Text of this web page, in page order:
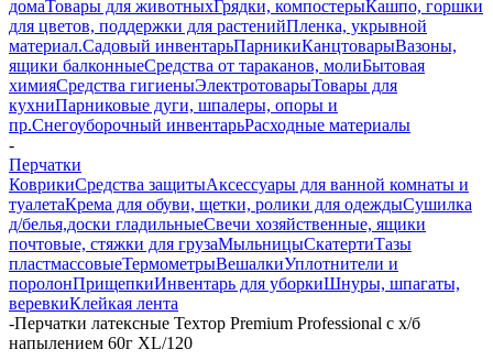
домаТовары для животныхГрядки, компостерыКашпо, горшки
для цветов, поддержки для растенийПленка, укрывной
материал.Садовый инвентарьПарникиКанцтоварыВазоны,
ящики балконныеСредства от тараканов, молиБытовая
химияСредства гигиеныЭлектротоварыТовары для
кухниПарниковые дуги, шпалеры, опоры и
пр.Снегоуборочный инвентарьРасходные материалы
-
Перчатки
КоврикиСредства защитыАксессуары для ванной комнаты и
туалетаКрема для обуви, щетки, ролики для одеждыСушилка
д/белья,доски гладильныеСвечи хозяйственные, ящики
почтовые, стяжки для грузаМыльницыСкатертиТазы
пластмассовыеТермометрыВешалкиУплотнители и
поролонПрищепкиИнвентарь для уборкиШнуры, шпагаты,
веревкиКлейкая лента
-Перчатки латексные Техтор Premium Professional с х/б
напылением 60г XL/120